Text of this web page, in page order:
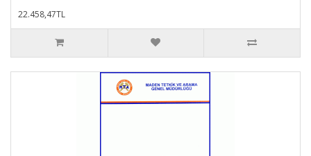
22.458,47TL